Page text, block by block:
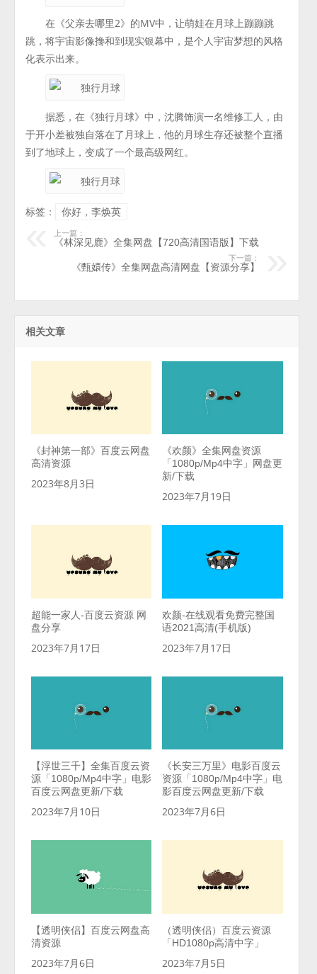
在《父亲去哪里2》的MV中，让萌娃在月球上蹦蹦跳
跳，将宇宙影像搀和到现实银幕中，是个人宇宙梦想的风格
化表示出来。
据悉，在《独行月球》中，沈腾饰演一名维修工人，由
于开小差被独自落在了月球上，他的月球生存还被整个直播
到了地球上，变成了一个最高级网红。
标签： 你好，李焕英
上一篇：
《林深见鹿》全集网盘【720高清国语版】下载
下一篇：
《甄嬛传》全集网盘高清网盘【资源分享】
相关文章
《封神第一部》百度云网盘
高清资源
2023年8月3日
《欢颜》全集网盘资源
「1080p/Mp4中字」网盘更
新/下载
2023年7月19日
超能一家人-百度云资源 网
盘分享
2023年7月17日
欢颜-在线观看免费完整国
语2021高清(手机版)
2023年7月17日
【浮世三千】全集百度云资
源「1080p/Mp4中字」电影
百度云网盘更新/下载
2023年7月10日
《长安三万里》电影百度云
资源「1080p/Mp4中字」电
影百度云网盘更新/下载
2023年7月6日
【透明侠侣】百度云网盘高
清资源
2023年7月6日
（透明侠侣）百度云资源
「HD1080p高清中字」
2023年7月5日